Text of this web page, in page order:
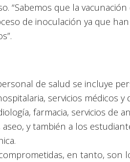
“Sabemos que la
de inoculación ya que
de salud se incluye
servicios médicos
farmacia, servicios de
y también a los
en tanto, son